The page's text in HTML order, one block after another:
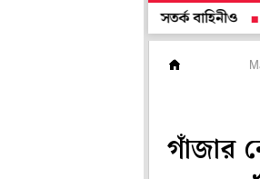
কড়া নজরদারি, সতর্ক বাহিনীও
কীভাবে
গাঁজার